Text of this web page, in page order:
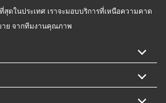
ดในประเทศ เราจะมอบบริการที่เหนือความคาด
ย จากทีมงานคุณภาพ